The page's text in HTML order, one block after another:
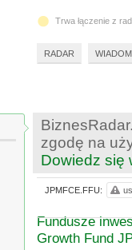
zgodę na
Dowiedz się
Fundusze
Growth Fund
JPMFCE.FFU:
Trwa łączenie z
RADAR